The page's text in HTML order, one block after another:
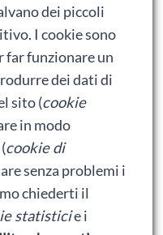
dei piccoli
I cookie sono
funzionare un
dei dati di
sito (cookie
in modo
cookie di
senza problemi i
chiederti il
statisticie i